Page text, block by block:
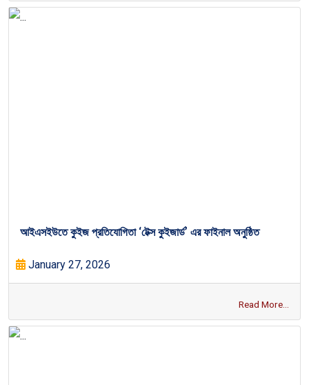
আইএসইউতে কুইজ প্রতিযোগিতা ‘টেক্স কুইজার্ড’ এর ফাইনাল অনুষ্ঠিত
January 27, 2026
Read More...